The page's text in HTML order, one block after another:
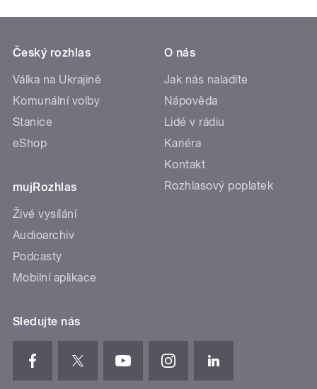
Český rozhlas
Válka na Ukrajině
Komunální volby
Stanice
eShop
mujRozhlas
Živé vysílání
Audioarchiv
Podcasty
Mobilní aplikace
O nás
Jak nás naladíte
Nápověda
Lidé v rádiu
Kariéra
Kontakt
Rozhlasový poplatek
Sledujte nás